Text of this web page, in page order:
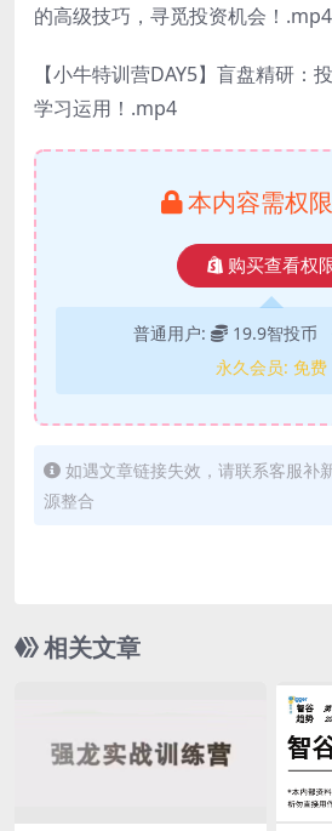
的高级技巧，寻觅投资机会！.mp4
【小牛特训营DAY5】盲盘精研：
学习运用！.mp4
本内容需权
购买查看权
普通用户: 19.9智投币
永久会员: 免费
如遇文章链接失效，请联系客服补
源整合
相关文章